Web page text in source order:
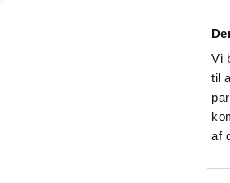
Vi
til
af